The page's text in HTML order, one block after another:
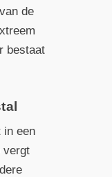
de
bestaat
in een
vergt